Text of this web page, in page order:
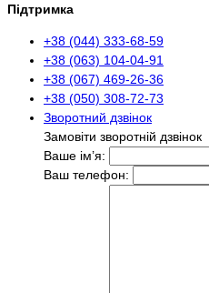
Підтримка
+38 (044) 333-68-59
+38 (063) 104-04-91
+38 (067) 469-26-36
+38 (050) 308-72-73
Зворотний дзвінок
Замовіти зворотній дзвінок
Ваше ім’я:
Ваш телефон: